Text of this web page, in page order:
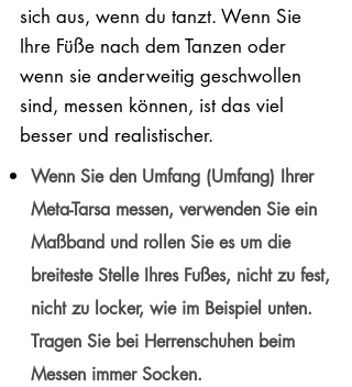
sich aus, wenn du tanzt. Wenn Sie
Ihre Füße nach dem Tanzen oder
wenn sie anderweitig geschwollen
sind, messen können, ist das viel
besser und realistischer.
Wenn Sie den Umfang (Umfang) Ihrer
Meta-Tarsa messen, verwenden Sie ein
Maßband und rollen Sie es um die
breiteste Stelle Ihres Fußes, nicht zu fest,
nicht zu locker, wie im Beispiel unten.
Tragen Sie bei Herrenschuhen beim
Messen immer Socken.